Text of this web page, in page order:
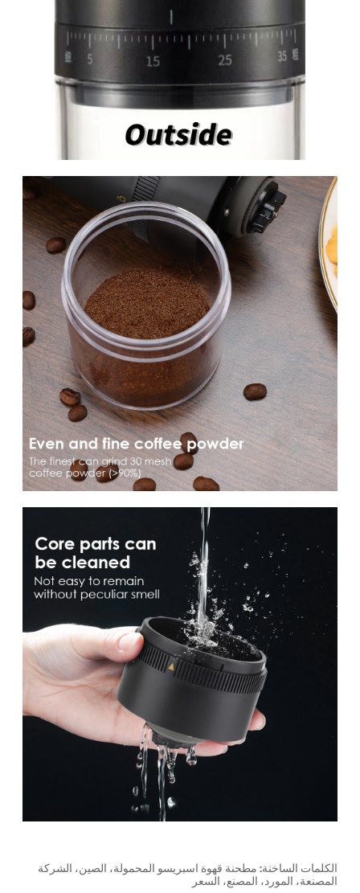
الكلمات الساخنة: مطحنة قهوة اسبريسو المحمولة، الصين، الشركة
المصنعة، المورد، المصنع، السعر